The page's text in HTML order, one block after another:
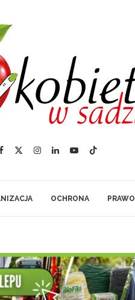
OCHRONA PRAWO